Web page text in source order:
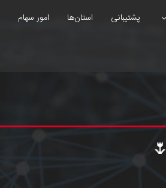
پشتیبانی استان‌ها امور سهام